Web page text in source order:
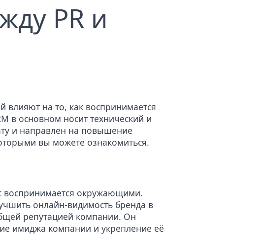
PR и
влияют на то, как воспринимается
в основном носит технический и
и направлен на повышение
вы можете ознакомиться.
воспринимается окружающими.
онлайн-видимость бренда в
репутацией компании. Он
имиджа компании и укрепление её